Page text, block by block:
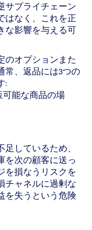
サプライチェーン
はなく、これを正
な影響を与える可
のオプションまた
常、返品には3つの
:
可能な商品の場
しているため、
を次の顧客に送っ
を損なうリスクを
チャネルに過剰な
を失うという危険